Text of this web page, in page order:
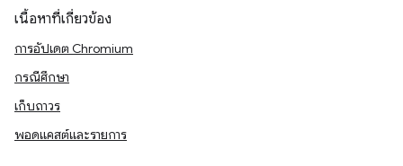
เนื้อหาที่เกี่ยวข้อง
การอัปเดต Chromium
กรณีศึกษา
เก็บถาวร
พอดแคสต์และรายการ